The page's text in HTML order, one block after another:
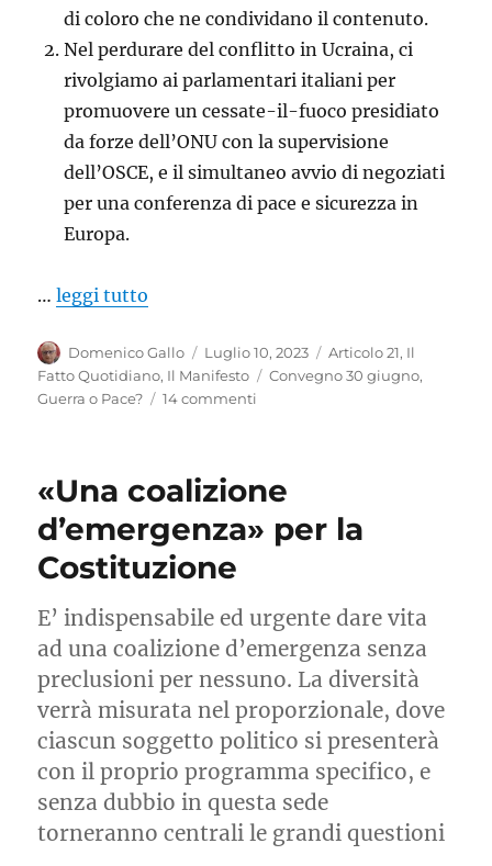
di coloro che ne condividano il contenuto.
Nel perdurare del conflitto in Ucraina, ci
rivolgiamo ai parlamentari italiani per
promuovere un cessate-il-fuoco presidiato
da forze dell’ONU con la supervisione
dell’OSCE, e il simultaneo avvio di negoziati
per una conferenza di pace e sicurezza in
Europa.
…leggi tutto
Autore
Domenico Gallo
Pubblicato
il
Luglio 10, 2023 Categorie
Articolo 21, Il
Fatto Quotidiano, Il Manifesto Tag
Convegno 30 giugno,
Guerra o Pace?
14 commenti
la
alla
«Una coalizione
d’emergenza» per la
Costituzione
E’ indispensabile ed urgente dare vita
ad una coalizione d’emergenza senza
preclusioni per nessuno. La diversità
verrà misurata nel proporzionale, dove
ciascun soggetto politico si presenterà
con il proprio programma specifico, e
senza dubbio in questa sede
torneranno centrali le grandi questioni